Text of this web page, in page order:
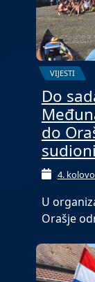
VIJESTI
Do
do
4.
U
Orašje